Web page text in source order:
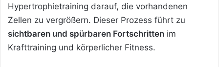
Hypertrophietraining darauf, die vorhandenen
Zellen zu vergrößern. Dieser Prozess führt zu
sichtbaren und spürbaren Fortschritten im
Krafttraining und körperlicher Fitness.